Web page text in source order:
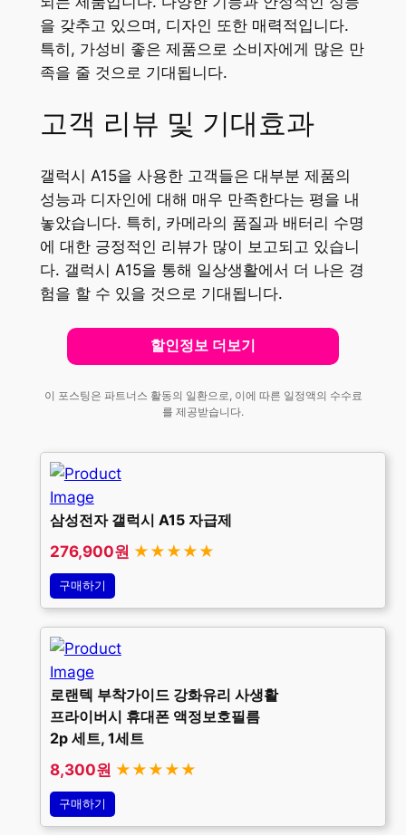
을 갖추고 있으며, 디자인 또한 매력적입니다.
특히, 가성비 좋은 제품으로 소비자에게 많은 만
족을 줄 것으로 기대됩니다.
고객 리뷰 및 기대효과
갤럭시 A15을 사용한 고객들은 대부분 제품의
성능과 디자인에 대해 매우 만족한다는 평을 내
놓았습니다. 특히, 카메라의 품질과 배터리 수명
에 대한 긍정적인 리뷰가 많이 보고되고 있습니
다. 갤럭시 A15을 통해 일상생활에서 더 나은 경
험을 할 수 있을 것으로 기대됩니다.
할인정보 더보기
이 포스팅은 파트너스 활동의 일환으로, 이에 따른 일정액의 수수료
를 제공받습니다.
삼성전자 갤럭시 A15 자급제
276,900원 ★★★★★
구매하기
로랜텍 부착가이드 강화유리 사생활
프라이버시 휴대폰 액정보호필름
2p 세트, 1세트
8,300원 ★★★★★
구매하기